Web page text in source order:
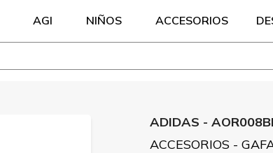
AGI NIÑOS ACCESORIOS
ADIDAS -
ACCESORIOS -